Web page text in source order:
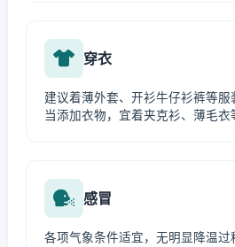
穿衣
建议着薄外套、开衫牛仔衫裤等服
当添加衣物，宜着夹克衫、薄毛衣
感冒
各项气象条件适宜，无明显降温过